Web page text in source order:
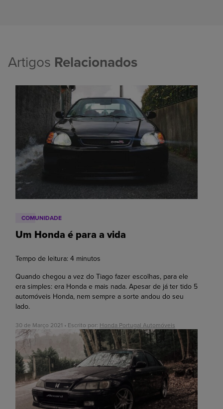
Artigos Relacionados
COMUNIDADE
Um Honda é para a vida
Tempo de leitura: 4 minutos
Quando chegou a vez do Tiago fazer escolhas, para ele
era simples: era Honda e mais nada. Apesar de já ter tido 5
automóveis Honda, nem sempre a sorte andou do seu
lado.
30 de Março 2021 • Escrito por: Honda Portugal Automóveis